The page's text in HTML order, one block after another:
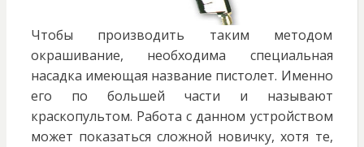
Чтобы производить таким методом
окрашивание, необходима специальная
насадка имеющая название пистолет. Именно
его по большей части и называют
краскопультом. Работа с данном устройством
может показаться сложной новичку, хотя те,